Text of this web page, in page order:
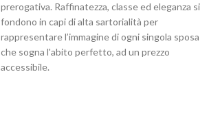
prerogativa. Raffinatezza, classe ed eleganza si
fondono in capi di alta sartorialità per
rappresentare l’immagine di ogni singola sposa
che sogna l'abito perfetto, ad un prezzo
accessibile.